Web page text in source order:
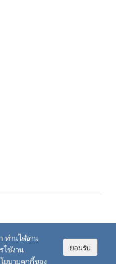
ท่านได้อ่าน
ใช้งาน
ยบายคุกกี้ของ
ยอมรับ